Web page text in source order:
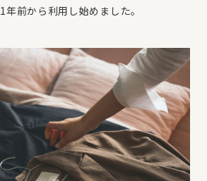
前から利用し始めました。